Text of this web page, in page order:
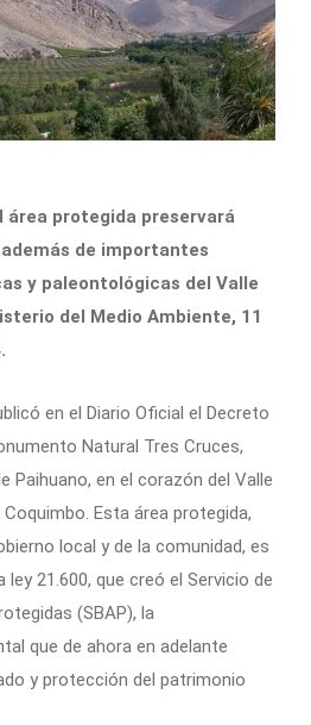
área protegida preservará
de importantes
y paleontológicas del Valle
del Medio Ambiente, 11
en el Diario Oficial el Decreto
Natural Tres Cruces,
Paihuano, en el corazón del Valle
Coquimbo. Esta área protegida,
local y de la comunidad, es
ley 21.600, que creó el Servicio de
(SBAP), la
que de ahora en adelante
y protección del patrimonio